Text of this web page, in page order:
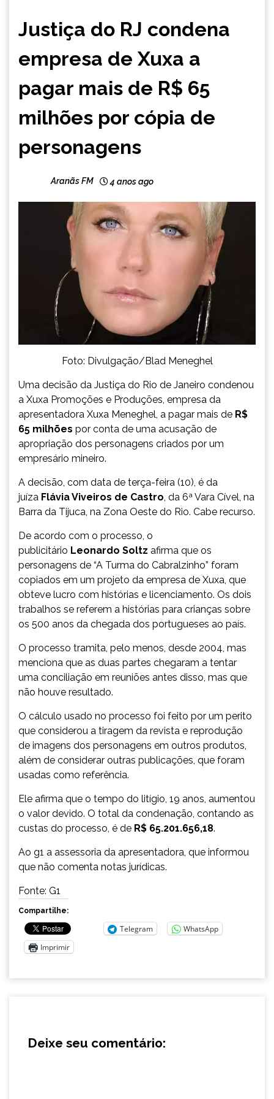
NOTÍCIAS
Justiça do RJ condena
empresa de Xuxa a
pagar mais de R$ 65
milhões por cópia de
personagens
Aranãs FM 4 anos ago
Foto: Divulgação/Blad Meneghel
Uma decisão da Justiça do Rio de Janeiro condenou
a Xuxa Promoções e Produções, empresa da
apresentadora Xuxa Meneghel, a pagar mais de R$
65 milhões por conta de uma acusação de
apropriação dos personagens criados por um
empresário mineiro.
A decisão, com data de terça-feira (10), é da
juíza Flávia Viveiros de Castro, da 6ª Vara Cível, na
Barra da Tijuca, na Zona Oeste do Rio. Cabe recurso.
De acordo com o processo, o
publicitário Leonardo Soltz afirma que os
personagens de “A Turma do Cabralzinho” foram
copiados em um projeto da empresa de Xuxa, que
obteve lucro com histórias e licenciamento. Os dois
trabalhos se referem a histórias para crianças sobre
os 500 anos da chegada dos portugueses ao país.
O processo tramita, pelo menos, desde 2004, mas
menciona que as duas partes chegaram a tentar
uma conciliação em reuniões antes disso, mas que
não houve resultado.
O cálculo usado no processo foi feito por um perito
que considerou a tiragem da revista e reprodução
de imagens dos personagens em outros produtos,
além de considerar outras publicações, que foram
usadas como referência.
Ele afirma que o tempo do litígio, 19 anos, aumentou
o valor devido. O total da condenação, contando as
custas do processo, é de R$ 65.201.656,18.
Ao g1 a assessoria da apresentadora, que informou
que não comenta notas jurídicas.
Fonte: G1
Compartilhe:
Telegram
WhatsApp
Imprimir
Deixe seu comentário: